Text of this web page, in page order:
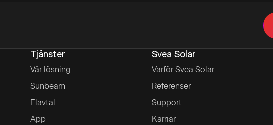
Tjänster
Vår lösning
Sunbeam
Elavtal
App
Svea Solar
Varför Svea Solar
Referenser
Support
Karriär